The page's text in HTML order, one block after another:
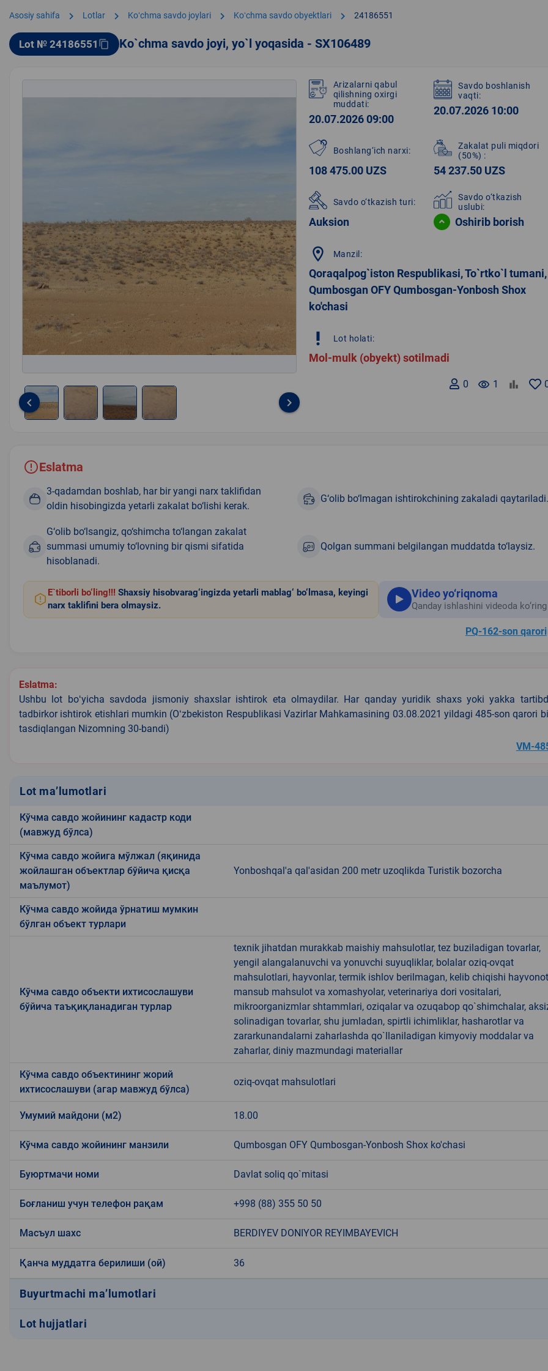
Asosiy sahifa chevron_right Lotlar chevron_right Koʻchma savdo joylari chevron_right Koʻchma savdo obyektlari chevron_right 24186551
Lot № 24186551 content_copy Ko`chma savdo joyi, yo`l yoqasida - SX106489
4
keyboard_arrow_left keyboard_arrow_right
Arizalarni qabul
qilishning oxirgi
muddati:
20.07.2026 09:00
Savdo boshlanish
vaqti:
20.07.2026 10:00
Boshlang‘ich narxi:
108 475.00 UZS
Zakalat puli miqdori
(50%) :
54 237.50 UZS
Savdo o‘tkazish turi:
Auksion
Savdo o‘tkazish
uslubi:
Oshirib borish
location_on Manzil:
Qoraqalpog`iston Respublikasi, To`rtko`l tumani,
Qumbosgan OFY Qumbosgan-Yonbosh Shox
ko'chasi
priority_high Lot holati:
Mol-mulk (obyekt) sotilmadi
remove_red_eye 1
0
Eslatma
3-qadamdan boshlab, har bir yangi narx taklifidan
oldin hisobingizda yetarli zakalat bo‘lishi kerak.
G‘olib bo‘lmagan ishtirokchining zakaladi qaytariladi.
G‘olib bo‘lsangiz, qo‘shimcha to‘langan zakalat
summasi umumiy to‘lovning bir qismi sifatida
hisoblanadi.
Qolgan summani belgilangan muddatda to‘laysiz.
E`tiborli bo‘ling!!! Shaxsiy hisobvarag‘ingizda yetarli mablag‘ bo‘lmasa, keyingi
narx taklifini bera olmaysiz.
Video yo‘riqnoma
Qanday ishlashini videoda ko‘ring
PQ-162-son qarori
Eslatma:
Ushbu lot boʻyicha savdoda jismoniy shaxslar ishtirok eta olmaydilar. Har qanday yuridik shaxs yoki yakka
tadbirkor ishtirok etishlari mumkin (Oʻzbekiston Respublikasi Vazirlar Mahkamasining 03.08.2021 yildagi 485-son qarori
tasdiqlangan Nizomning 30-bandi)
VM-
Lot ma’lumotlari
Кўчма савдо жойининг кадастр коди
(мавжуд бўлса)
Кўчма савдо жойига мўлжал (яқинида
жойлашган объектлар бўйича қисқа
маълумот)
Yonboshqal'a qal'asidan 200 metr uzoqlikda Turistik bozorcha
Кўчма савдо жойида ўрнатиш мумкин
бўлган объект турлари
Кўчма савдо объекти ихтисослашуви
бўйича таъқиқланадиган турлар
texnik jihatdan murakkab maishiy mahsulotlar, tez buziladigan tovarlar,
yengil alangalanuvchi va yonuvchi suyuqliklar, bolalar oziq-ovqat
mahsulotlari, hayvonlar, termik ishlov berilmagan, kelib chiqishi
mansub mahsulot va xomashyolar, veterinariya dori vositalari,
mikroorganizmlar shtammlari, oziqalar va ozuqabop qo`shimchalar,
solinadigan tovarlar, shu jumladan, spirtli ichimliklar, hasharotlar va
zararkunandalarni zaharlashda qo`llaniladigan kimyoviy moddalar va
zaharlar, diniy mazmundagi materiallar
Кўчма савдо объектининг жорий
ихтисослашуви (агар мавжуд бўлса)
oziq-ovqat mahsulotlari
Умумий майдони (м2) 18.00
Кўчма савдо жойининг манзили Qumbosgan OFY Qumbosgan-Yonbosh Shox ko'chasi
Буюртмачи номи Davlat soliq qo`mitasi
Боғланиш учун телефон рақам +998 (88) 355 50 50
Масъул шахс BERDIYEV DONIYOR REYIMBAYEVICH
Қанча муддатга берилиши (ой) 36
Buyurtmachi ma’lumotlari
Lot hujjatlari